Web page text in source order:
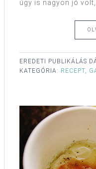
úgy is nagyon jó volt,
EREDETI PUBLIKÁLÁS
KATEGÓRIA: RECEPT,